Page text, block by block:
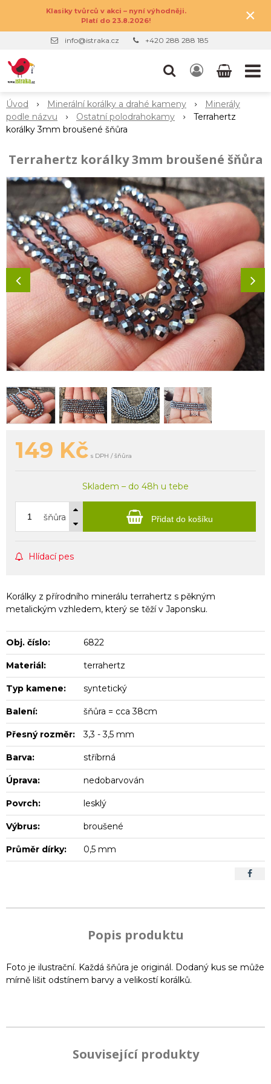
Klasiky tvůrců v akci – nyní výhodněji.
Platí do 23.8.2026!
×
info@istraka.cz +420 288 288 185
Úvod Minerální korálky a drahé kameny
Minerály
podle názvu
Ostatní polodrahokamy
Terrahertz
korálky 3mm broušené šňůra
Terrahertz korálky 3mm broušené šňůra
149 Kč s DPH / šňůra
Skladem – do 48h u tebe
šňůra Přidat do košíku
Hlídací pes
Korálky z přírodního minerálu terrahertz s pěkným
metalickým vzhledem, který se těží v Japonsku.
Obj. číslo: 6822
Materiál: terrahertz
Typ kamene: syntetický
Balení: šňůra = cca 38cm
Přesný rozměr: 3,3 - 3,5 mm
Barva: stříbrná
Úprava: nedobarvován
Povrch: lesklý
Výbrus: broušené
Průměr dírky: 0,5 mm
Popis produktu
Foto je ilustrační. Každá šňůra je originál. Dodaný kus se může
mírně lišit odstínem barvy a velikostí korálků.
Související produkty